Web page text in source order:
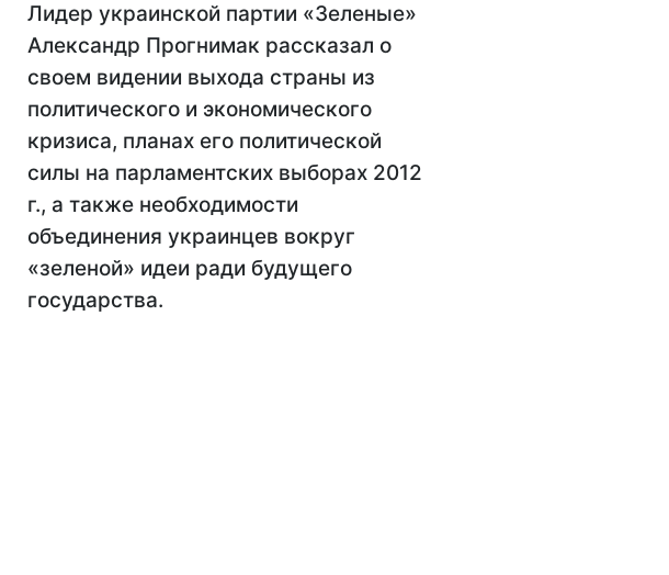
Лидер украинской партии «Зеленые»
Александр Прогнимак рассказал о
своем видении выхода страны из
политического и экономического
кризиса, планах его политической
силы на парламентских выборах 2012
г., а также необходимости
объединения украинцев вокруг
«зеленой» идеи ради будущего
государства.